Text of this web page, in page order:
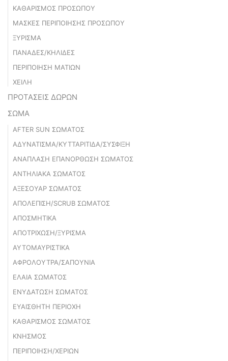
ΚΑΘΑΡΙΣΜΟΣ ΠΡΟΣΩΠΟΥ
ΜΑΣΚΕΣ ΠΕΡΙΠΟΙΗΣΗΣ ΠΡΟΣΩΠΟΥ
ΞΥΡΙΣΜΑ
ΠΑΝΑΔΕΣ/ΚΗΛΙΔΕΣ
ΠΕΡΙΠΟΙΗΣΗ ΜΑΤΙΩΝ
ΧΕΙΛΗ
ΠΡΟΤΑΣΕΙΣ ΔΩΡΩΝ
ΣΩΜΑ
AFTER SUN ΣΩΜΑΤΟΣ
ΑΔΥΝΑΤΙΣΜΑ/ΚΥΤΤΑΡΙΤΙΔΑ/ΣΥΣΦΙΞΗ
ΑΝΑΠΛΑΣΗ ΕΠΑΝΟΡΘΩΣΗ ΣΩΜΑΤΟΣ
ΑΝΤΗΛΙΑΚΑ ΣΩΜΑΤΟΣ
ΑΞΕΣΟΥΑΡ ΣΩΜΑΤΟΣ
ΑΠΟΛΕΠΙΣΗ/SCRUB ΣΩΜΑΤΟΣ
ΑΠΟΣΜΗΤΙΚΑ
ΑΠΟΤΡΙΧΩΣΗ/ΞΥΡΙΣΜΑ
ΑΥΤΟΜΑΥΡΙΣΤΙΚΑ
ΑΦΡΟΛΟΥΤΡΑ/ΣΑΠΟΥΝΙΑ
ΕΛΑΙΑ ΣΩΜΑΤΟΣ
ΕΝΥΔΑΤΩΣΗ ΣΩΜΑΤΟΣ
ΕΥΑΙΣΘΗΤΗ ΠΕΡΙΟΧΗ
ΚΑΘΑΡΙΣΜΟΣ ΣΩΜΑΤΟΣ
ΚΝΗΣΜΟΣ
ΠΕΡΙΠΟΙΗΣΗ/ΧΕΡΙΩΝ